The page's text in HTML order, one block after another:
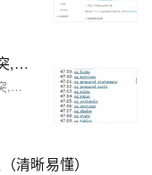
19 PostgreSQL 锁类型,锁模式,锁冲突,死锁检测的介绍|学习笔记
快速学习19 PostgreSQL 锁类型,锁模式,锁冲突,死锁检测的介绍
清晰易懂）